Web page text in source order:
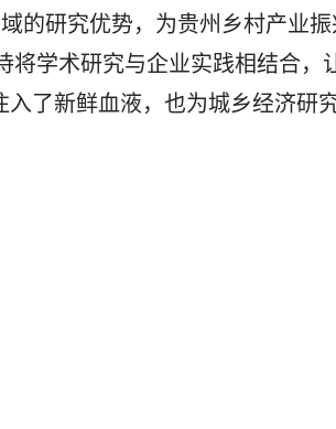
的研究优势，为贵州乡村产业振
将学术研究与企业实践相结合，
了新鲜血液，也为城乡经济研